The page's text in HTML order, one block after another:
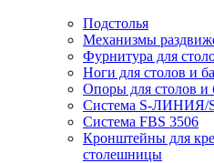
Подстолья
Механизмы
Фурнитура для
Ноги для столов и
Опоры для столов и
Система S-ЛИНИЯ/
Система FBS 3506
Кронштейны для
столешницы